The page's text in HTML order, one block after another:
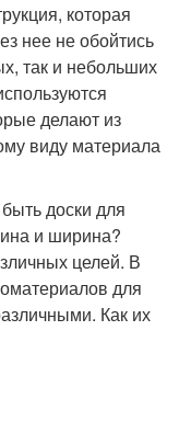
которая
нее не обойтись
так и небольших
делают из
виду материала
доски для
и ширина?
целей. В
для
Как их